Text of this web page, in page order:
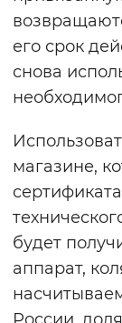
его срок
снова
магазине,
будет
аппарат,